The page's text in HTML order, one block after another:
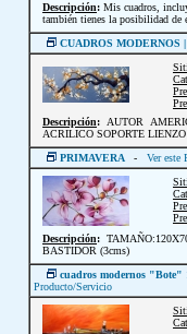
Descripción: Mis cuadros,
también tienes la posibilidad de
CUADROS MODERNOS
Descripción: AUTOR
ACRILICO SOPORTE LIENZO
PRIMAVERA
- Ver este
Descripción:
BASTIDOR (3cms)
cuadros modernos "Bote"
Producto/Servicio